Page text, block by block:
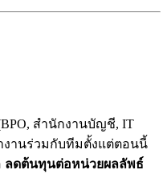
สำนักงานบัญชี, IT
งานร่วมกับทีมตั้งแต่ตอนนี้
ลดต้นทุนต่อหน่วยผลลัพธ์